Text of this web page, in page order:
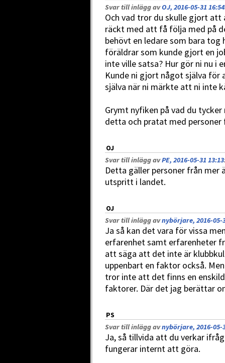
Svar till inlägg avOJ, 2016-05-31 16:54
Och vad tror du skulle gjort
räckt med att få följa med på
behövt en ledare som bara tog
föräldrar som kunde gjort en
inte ville satsa? Hur gör ni nu i
Kunde ni gjort något själva för
själva när ni märkte att ni inte
Grymt nyfiken på vad du
detta och pratat med personer
OJ
Svar till inlägg avPE, 2016-05-31 13:13
Detta gäller personer från mer
utspritt i landet.
OJ
Svar till inlägg avnybörjare, 2016-05-
Ja så kan det vara för vissa
erfarenhet samt erfarenheter
att säga att det inte är
uppenbart en faktor också.
tror inte att det finns en
faktorer. Där det jag berättar
PS
Svar till inlägg avnybörjare, 2016-05-
Ja, så tillvida att du verkar
fungerar internt att göra.